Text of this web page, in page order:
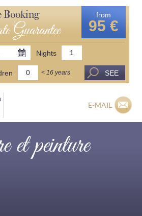
Booking
Guarantee
from
95 €
Nights
< 16 years SEE
E-MAIL
et peinture